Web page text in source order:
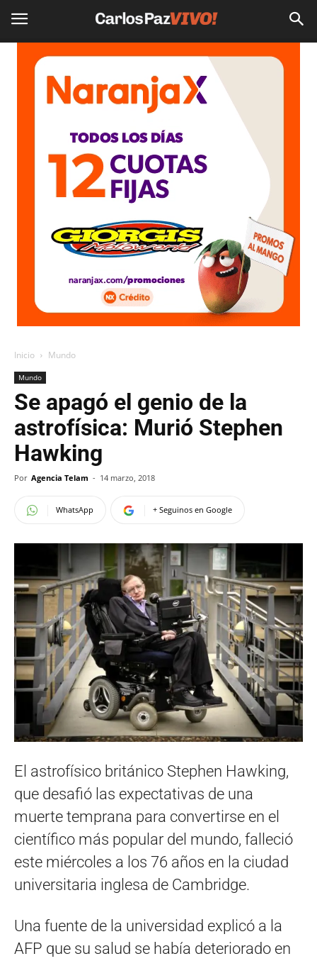
Inicio Mundo
Mundo
Se apagó el genio de la
astrofísica: Murió Stephen
Hawking
Por Agencia Telam - 14 marzo, 2018
WhatsApp + Seguinos en Google
El astrofísico británico Stephen Hawking,
que desafió las expectativas de una
muerte temprana para convertirse en el
científico más popular del mundo, falleció
este miércoles a los 76 años en la ciudad
universitaria inglesa de Cambridge.
Una fuente de la universidad explicó a la
AFP que su salud se había deteriorado en